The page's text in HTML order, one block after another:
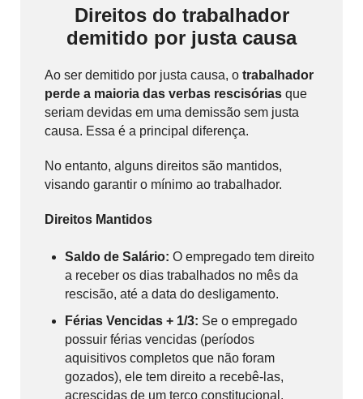
Direitos do trabalhador
demitido por justa causa
Ao ser demitido por justa causa, o trabalhador
perde a maioria das verbas rescisórias que
seriam devidas em uma demissão sem justa
causa. Essa é a principal diferença.
No entanto, alguns direitos são mantidos,
visando garantir o mínimo ao trabalhador.
Direitos Mantidos
Saldo de Salário: O empregado tem direito
a receber os dias trabalhados no mês da
rescisão, até a data do desligamento.
Férias Vencidas + 1/3: Se o empregado
possuir férias vencidas (períodos
aquisitivos completos que não foram
gozados), ele tem direito a recebê-las,
acrescidas de um terço constitucional.